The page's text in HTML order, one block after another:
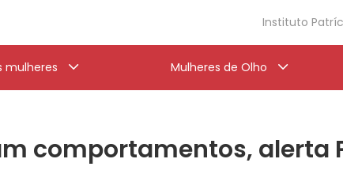
Instituto
mulheres Mulheres de Olho
comportamentos, alerta